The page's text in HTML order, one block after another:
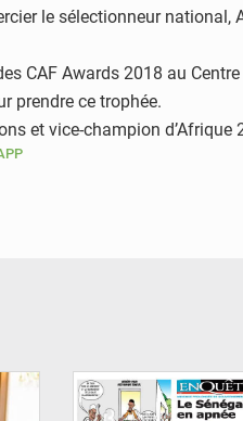
le sélectionneur
CAF Awards 2018 au
prendre ce trophée.
et vice-champion